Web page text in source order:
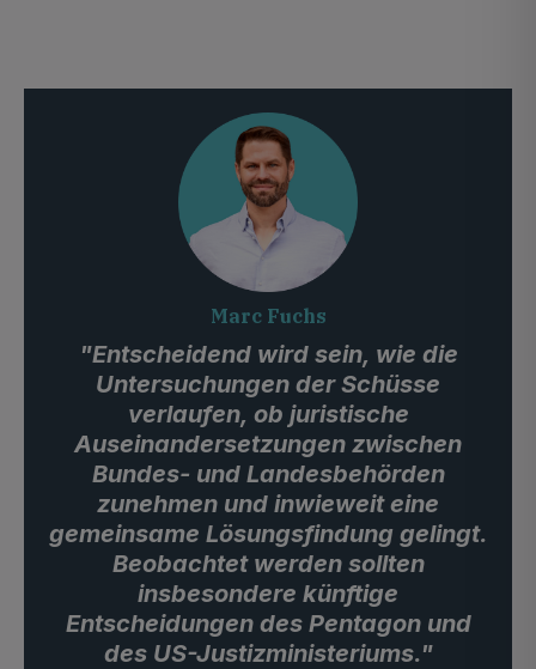
Marc Fuchs
"Entscheidend wird sein, wie die
Untersuchungen der Schüsse
verlaufen, ob juristische
Auseinandersetzungen zwischen
Bundes- und Landesbehörden
zunehmen und inwieweit eine
gemeinsame Lösungsfindung gelingt.
Beobachtet werden sollten
insbesondere künftige
Entscheidungen des Pentagon und
des US-Justizministeriums."